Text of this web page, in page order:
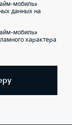
мобиль»
данных на
мобиль»
характера